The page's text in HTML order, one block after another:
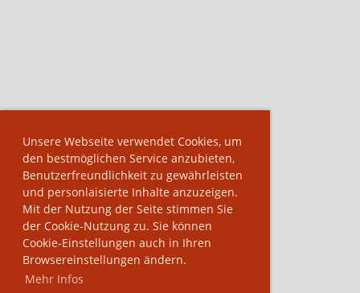
Unsere Webseite verwendet Cookies, um
den bestmöglichen Service anzubieten,
Benutzerfreundlichkeit zu gewährleisten
und personlaisierte Inhalte anzuzeigen.
Mit der Nutzung der Seite stimmen Sie
der Cookie-Nutzung zu. Sie können
Cookie-Einstellungen auch in Ihren
Browsereinstellungen ändern.
Mehr Infos